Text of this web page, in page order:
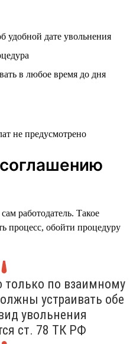
удобной дате увольнения
в любое время до дня
не предусмотрено
работодатель. Такое
процесс, обойти процедуру
по взаимному
устраивать обе
увольнения
ст. 78 ТК РФ